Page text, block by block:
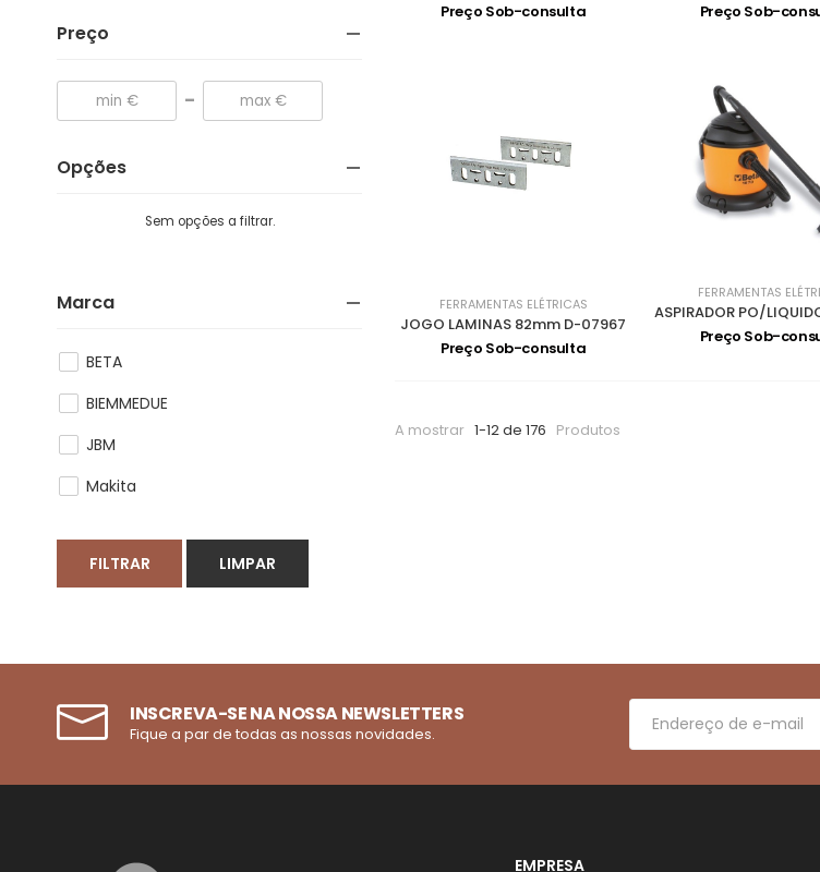
Preço
-
Opções
Sem opções a filtrar.
Marca
BETA
BIEMMEDUE
JBM
Makita
FILTRAR LIMPAR
Preço Sob-consulta
Preço Sob-
FERRAMENTAS ELÉTRICAS
JOGO LAMINAS 82mm D-07967
Preço Sob-consulta
FERRAMENTAS
Preço Sob-
A mostrar 1-12 de 176 Produtos
INSCREVA-SE NA NOSSA NEWSLETTERS
Fique a par de todas as nossas novidades.
EMPRESA